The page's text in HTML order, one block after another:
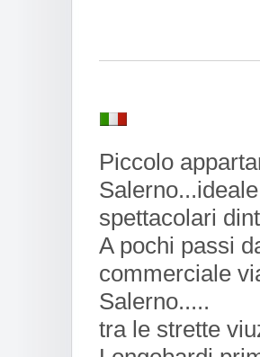
Piccolo
spettacolari
A pochi passi
commerciale
Salerno.....
tra le strette